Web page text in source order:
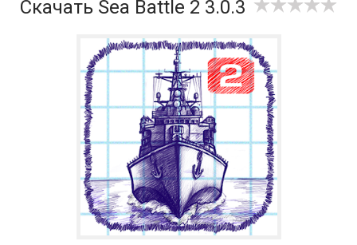
Скачать Sea Battle 2 3.0.3